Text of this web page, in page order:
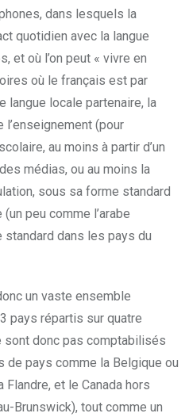
dans lesquels la
quotidien avec la langue
et où l’on peut « vivre en
où le français est par
langue locale partenaire, la
l’enseignement (pour
au moins à partir d’un
médias, ou au moins la
sous sa forme standard
peu comme l’arabe
standard dans les pays du
un vaste ensemble
pays répartis sur quatre
sont donc pas comptabilisés
de pays comme la Belgique ou
et le Canada hors
Brunswick), tout comme un